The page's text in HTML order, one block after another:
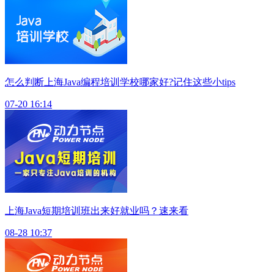
怎么判断上海Java编程培训学校哪家好?记住这些小tips
07-20 16:14
上海Java短期培训班出来好就业吗？速来看
08-28 10:37